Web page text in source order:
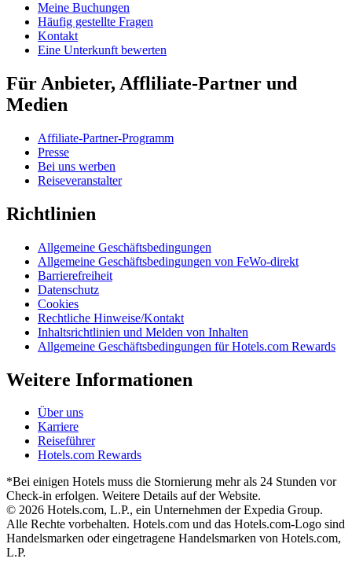
Meine Buchungen
Häufig gestellte Fragen
Kontakt
Eine Unterkunft bewerten
Für Anbieter, Affliliate-Partner und
Medien
Affiliate-Partner-Programm
Presse
Bei uns werben
Reiseveranstalter
Richtlinien
Allgemeine Geschäftsbedingungen
Allgemeine Geschäftsbedingungen von FeWo-direkt
Barrierefreiheit
Datenschutz
Cookies
Rechtliche Hinweise/Kontakt
Inhaltsrichtlinien und Melden von Inhalten
Allgemeine Geschäftsbedingungen für Hotels.com Rewards
Weitere Informationen
Über uns
Karriere
Reiseführer
Hotels.com Rewards
*Bei einigen Hotels muss die Stornierung mehr als 24 Stunden vor
Check-in erfolgen. Weitere Details auf der Website.
© 2026 Hotels.com, L.P., ein Unternehmen der Expedia Group.
Alle Rechte vorbehalten. Hotels.com und das Hotels.com-Logo sind
Handelsmarken oder eingetragene Handelsmarken von Hotels.com,
L.P.